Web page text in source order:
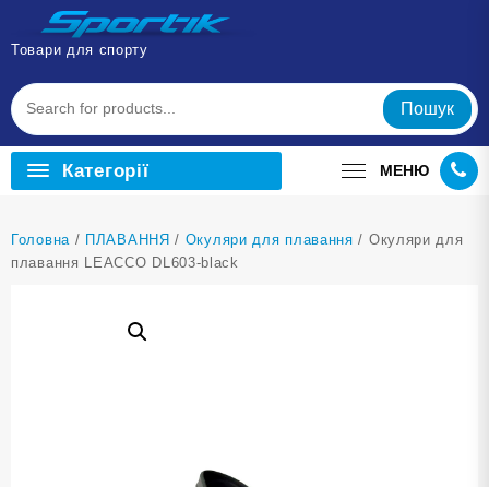
Перейти
вмісту
Товари для спорту
Пошук
Категорії МЕНЮ
Головна / ПЛАВАННЯ / Окуляри для плавання / Окуляри для
плавання LEACCO DL603-black